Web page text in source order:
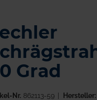
Grad
Nr. 862113-59 Hersteller: